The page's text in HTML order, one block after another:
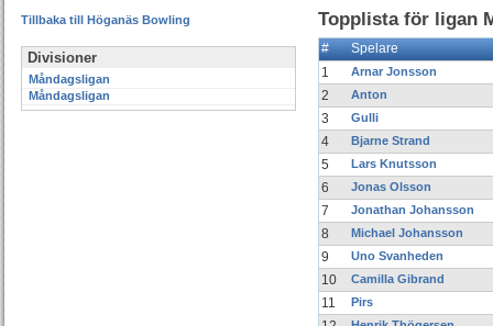
Tillbaka till Höganäs Bowling
Divisioner
Måndagsligan
Måndagsligan
Topplista för ligan
#
Spelare
1
Arnar Jonsson
2 Anton
3 Gulli
4 Bjarne Strand
5 Lars Knutsson
6 Jonas Olsson
7 Jonathan Johansson
8 Michael Johansson
9 Uno Svanheden
10 Camilla Gibrand
11 Pirs